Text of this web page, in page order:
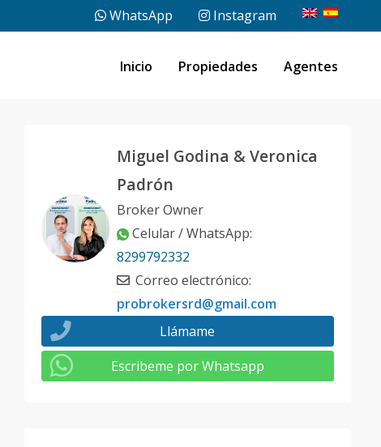
WhatsApp Instagram
Inicio Propiedades Agentes
Miguel Godina & Veronica
Padrón
Broker Owner
Celular / WhatsApp:
8299792332
Correo electrónico:
probrokersrd@gmail.com
Llámame
Escribeme por Whatsapp